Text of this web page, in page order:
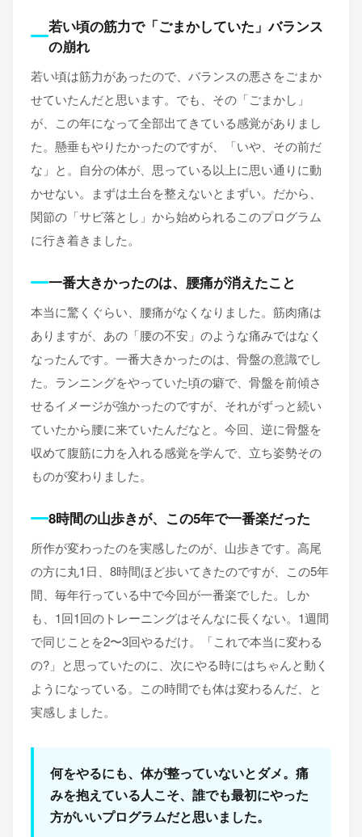
若い頃の筋力で「ごまかしていた」バランス
の崩れ
若い頃は筋力があったので、バランスの悪さをごまか
せていたんだと思います。でも、その「ごまかし」
が、この年になって全部出てきている感覚がありまし
た。懸垂もやりたかったのですが、「いや、その前だ
な」と。自分の体が、思っている以上に思い通りに動
かせない。まずは土台を整えないとまずい。だから、
関節の「サビ落とし」から始められるこのプログラム
に行き着きました。
一番大きかったのは、腰痛が消えたこと
本当に驚くぐらい、腰痛がなくなりました。筋肉痛は
ありますが、あの「腰の不安」のような痛みではなく
なったんです。一番大きかったのは、骨盤の意識でし
た。ランニングをやっていた頃の癖で、骨盤を前傾さ
せるイメージが強かったのですが、それがずっと続い
ていたから腰に来ていたんだなと。今回、逆に骨盤を
収めて腹筋に力を入れる感覚を学んで、立ち姿勢その
ものが変わりました。
8時間の山歩きが、この5年で一番楽だった
所作が変わったのを実感したのが、山歩きです。高尾
の方に丸1日、8時間ほど歩いてきたのですが、この5年
間、毎年行っている中で今回が一番楽でした。しか
も、1回1回のトレーニングはそんなに長くない。1週間
で同じことを2〜3回やるだけ。「これで本当に変わる
の?」と思っていたのに、次にやる時にはちゃんと動く
ようになっている。この時間でも体は変わるんだ、と
実感しました。
何をやるにも、体が整っていないとダメ。痛
みを抱えている人こそ、誰でも最初にやった
方がいいプログラムだと思いました。